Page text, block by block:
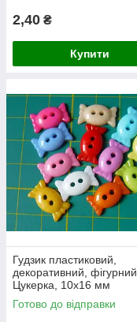
2,40 ₴
Купити
Гудзик пластиковий,
декоративний, фігурний.
Цукерка, 10х16 мм
Готово до відправки